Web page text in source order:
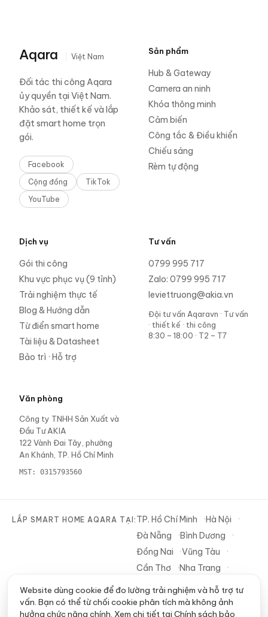
Aqara Việt Nam
Đối tác thi công Aqara
ủy quyền tại Việt Nam.
Khảo sát, thiết kế và lắp
đặt smart home trọn
gói.
Facebook
Cộng đồng
TikTok
YouTube
Sản phẩm
Hub & Gateway
Camera an ninh
Khóa thông minh
Cảm biến
Công tắc & Điều khiển
Chiếu sáng
Rèm tự động
Dịch vụ
Gói thi công
Khu vực phục vụ (9 tỉnh)
Trải nghiệm thực tế
Blog & Hướng dẫn
Từ điển smart home
Tài liệu & Datasheet
Bảo trì · Hỗ trợ
Tư vấn
0799 995 717
Zalo: 0799 995 717
leviettruong@akia.vn
Đội tư vấn Aqaravn · Tư vấn
· thiết kế · thi công
8:30 – 18:00 · T2 – T7
Văn phòng
Công ty TNHH Sản Xuất và
Đầu Tư AKIA
122 Vành Đai Tây, phường
An Khánh, TP. Hồ Chí Minh
MST: 0315793560
LẮP SMART HOME AQARA TẠI: TP. Hồ Chí Minh
Hà Nội
Đà Nẵng
Bình Dương
Đồng Nai
Vũng Tàu
Cần Thơ
Nha Trang
Tây Ninh
Website dùng cookie để đo lường trải nghiệm và hỗ trợ tư
vấn. Bạn có thể từ chối cookie phân tích mà không ảnh
hưởng chức năng chính. Xem chi tiết tại Chính sách bảo